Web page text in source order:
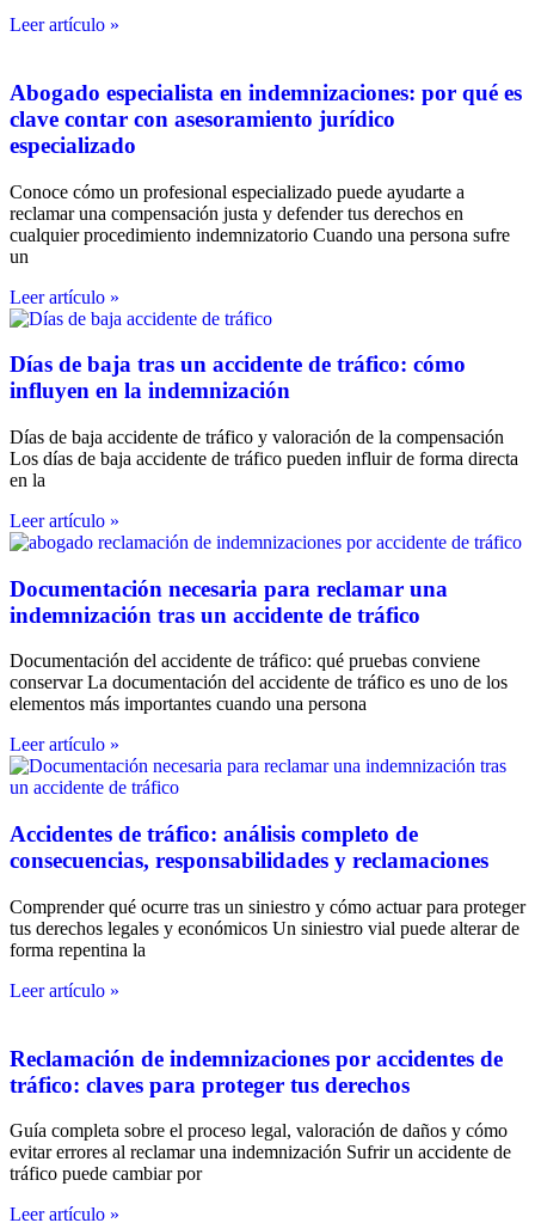
Leer artículo »
Abogado especialista en indemnizaciones: por qué es
clave contar con asesoramiento jurídico
especializado
Conoce cómo un profesional especializado puede ayudarte a
reclamar una compensación justa y defender tus derechos en
cualquier procedimiento indemnizatorio Cuando una persona sufre
un
Leer artículo »
Días de baja tras un accidente de tráfico: cómo
influyen en la indemnización
Días de baja accidente de tráfico y valoración de la compensación
Los días de baja accidente de tráfico pueden influir de forma directa
en la
Leer artículo »
Documentación necesaria para reclamar una
indemnización tras un accidente de tráfico
Documentación del accidente de tráfico: qué pruebas conviene
conservar La documentación del accidente de tráfico es uno de los
elementos más importantes cuando una persona
Leer artículo »
Accidentes de tráfico: análisis completo de
consecuencias, responsabilidades y reclamaciones
Comprender qué ocurre tras un siniestro y cómo actuar para proteger
tus derechos legales y económicos Un siniestro vial puede alterar de
forma repentina la
Leer artículo »
Reclamación de indemnizaciones por accidentes de
tráfico: claves para proteger tus derechos
Guía completa sobre el proceso legal, valoración de daños y cómo
evitar errores al reclamar una indemnización Sufrir un accidente de
tráfico puede cambiar por
Leer artículo »